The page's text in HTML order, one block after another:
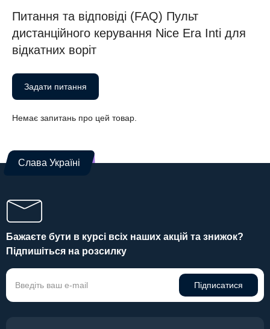
Питання та відповіді (FAQ) Пульт
дистанційного керування Nice Era Inti для
відкатних воріт
Задати питання
Немає запитань про цей товар.
Слава Україні
Бажаєте бути в курсі всіх наших акцій та знижок?
Підпишіться на розсилку
Підписатися